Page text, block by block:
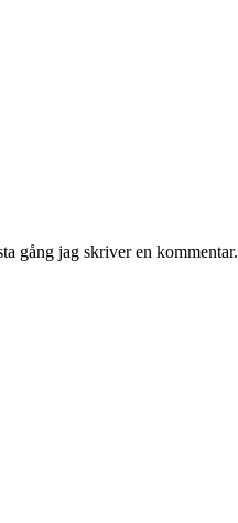
gång jag skriver en kommentar.